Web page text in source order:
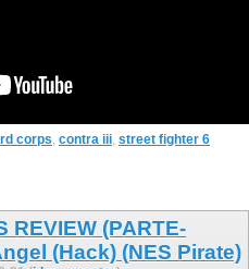
corps contra iii street fighter 6
REVIEW (PARTE-
(Hack) (NES Pirate)